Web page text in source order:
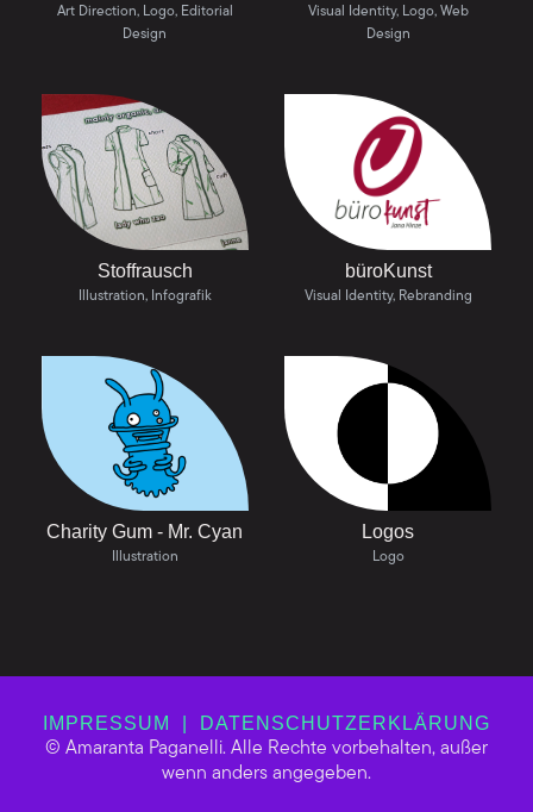
Art Direction, Logo, Editorial
Design
Visual Identity, Logo, Web
Design
Stoffrausch
Illustration, Infografik
büroKunst
Visual Identity, Rebranding
Charity Gum - Mr. Cyan
Illustration
Logos
Logo
IMPRESSUM | DATENSCHUTZERKLÄRUNG
© Amaranta Paganelli. Alle Rechte vorbehalten, außer
wenn anders angegeben.